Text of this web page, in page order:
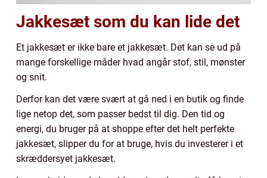
Jakkesæt som du kan lide det
Et jakkesæt er ikke bare et jakkesæt. Det kan se ud på
mange forskellige måder hvad angår stof, stil, mønster
og snit.
Derfor kan det være svært at gå ned i en butik og finde
lige netop det, som passer bedst til dig. Den tid og
energi, du bruger på at shoppe efter det helt perfekte
jakkesæt, slipper du for at bruge, hvis du investerer i et
skræddersyet jakkesæt.